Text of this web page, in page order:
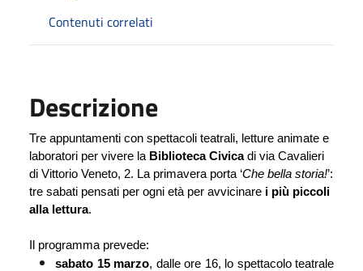
Contenuti correlati
Descrizione
Tre appuntamenti con spettacoli teatrali, letture animate e
laboratori per vivere la Biblioteca Civica di via Cavalieri
di Vittorio Veneto, 2. La primavera porta ‘Che bella storia!’:
tre sabati pensati per ogni età per avvicinare i più piccoli
alla lettura.
Il programma prevede:
sabato 15 marzo, dalle ore 16, lo spettacolo teatrale